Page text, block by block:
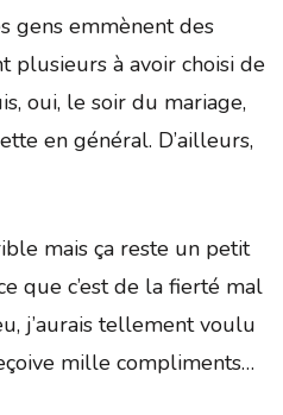
gens emmènent des
plusieurs à avoir choisi de
oui, le soir du mariage,
en général. D’ailleurs,
mais ça reste un petit
que c’est de la fierté mal
j’aurais tellement voulu
mille compliments…